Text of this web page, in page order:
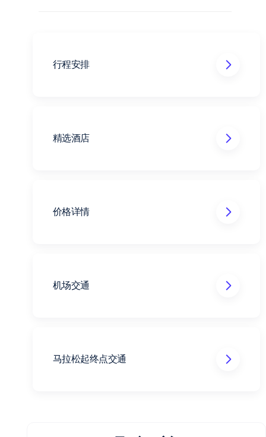
行程安排
https://www.chicago5k.com/
精选酒店
芝加哥JW万豪酒店（JW Marriott
价格详情
住宿费含税，不含早餐；
提供马拉松报名确认作为申请美国签证的辅
机场交通
马拉松起终点交通